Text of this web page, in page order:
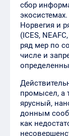
сбор
Норвегия и
(ICES,
ряд мер по
числе и
промысел, а
ярусный,
донным
как